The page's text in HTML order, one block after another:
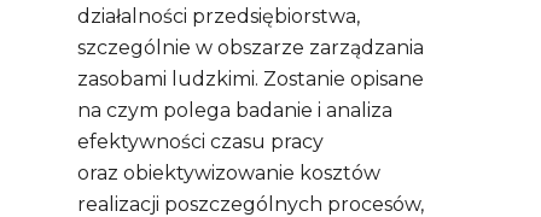
działalności przedsiębiorstwa,
szczególnie w obszarze zarządzania
zasobami ludzkimi. Zostanie opisane
na czym polega badanie i analiza
efektywności czasu pracy
oraz obiektywizowanie kosztów
realizacji poszczególnych procesów,